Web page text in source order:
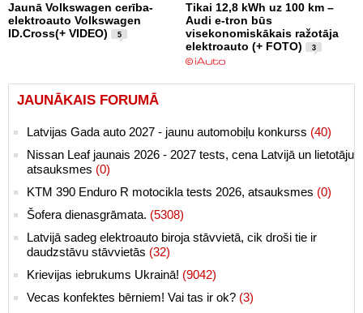
Jaunā Volkswagen cerība-
elektroauto Volkswagen
ID.Cross(+ VIDEO)
5
Tikai 12,8 kWh uz 100 km –
Audi e-tron būs
visekonomiskākais ražotāja
elektroauto (+ FOTO)
3
JAUNĀKAIS FORUMĀ
Latvijas Gada auto 2027 - jaunu automobiļu konkurss (40)
Nissan Leaf jaunais 2026 - 2027 tests, cena Latvijā un lietotāju
atsauksmes (0)
KTM 390 Enduro R motocikla tests 2026, atsauksmes (0)
Šofera dienasgrāmata. (5308)
Latvijā sadeg elektroauto biroja stāvvietā, cik droši tie ir
daudzstāvu stāvvietās (32)
Krievijas iebrukums Ukrainā! (9042)
Vecas konfektes bērniem! Vai tas ir ok? (3)